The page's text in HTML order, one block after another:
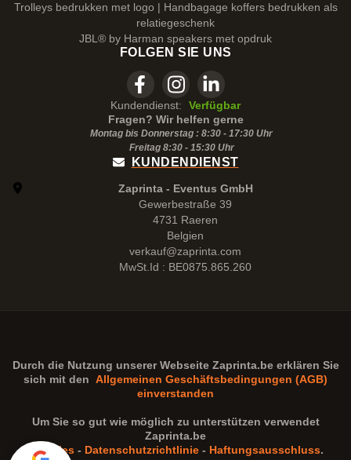
Trolleys bedrukken met logo | Handbagage koffers bedrukken als
relatiegeschenk
JBL® by Harman speakers met opdruk
FOLGEN SIE UNS
Kundendienst:
Verfügbar
Fragen? Wir helfen gerne
Montag bis Donnerstag : 8:30 - 17:30 Uhr
Freitag 8:30 - 15:30Uhr
KUNDENDIENST
Zaprinta - Eventus GmbH
Gewerbestraße 39
4731 Raeren
Belgien
verkauf@zaprinta.com
MwSt.Id : BE0875.865.260
Durch die Nutzung unserer Webseite Zaprinta.beerklären Sie
sich mit den Allgemeinen Geschäftsbedingungen (AGB)
einverstanden
Um Sie so gut wie möglich zu unterstützen verwendet
Zaprinta.be
Cookies - Datenschutzrichtlinie - Haftungsausschluss.